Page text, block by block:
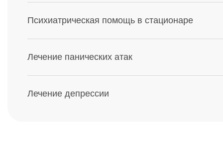
Психиатрическая помощь в стационаре
Лечение панических атак
Лечение депрессии